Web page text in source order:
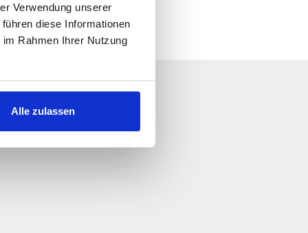
Verwendung unserer
diese Informationen
Rahmen Ihrer Nutzung
Alle zulassen
possibile